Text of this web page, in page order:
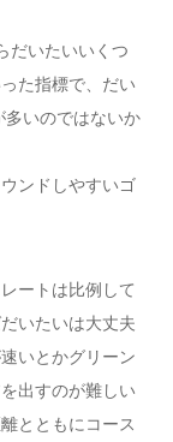
だいたいいくつ
た指標で、だい
いのではないか
ンドしやすいゴ
ートは比例して
いたいは大丈夫
いとかグリーン
出すのが難しい
とともにコース